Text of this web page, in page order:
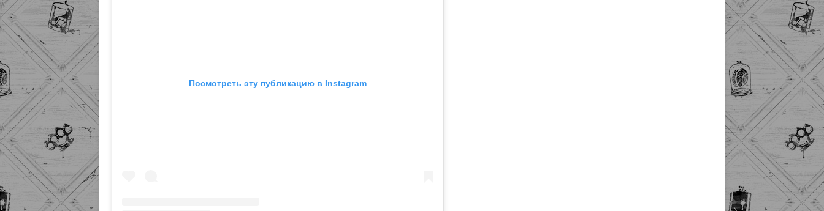
Посмотреть эту публикацию в Instagram